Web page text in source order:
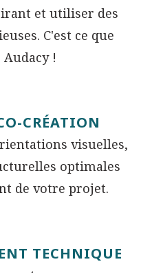
et utiliser des
C'est ce que
!
CRÉATION
visuelles,
optimales
de votre projet.
TECHNIQUE